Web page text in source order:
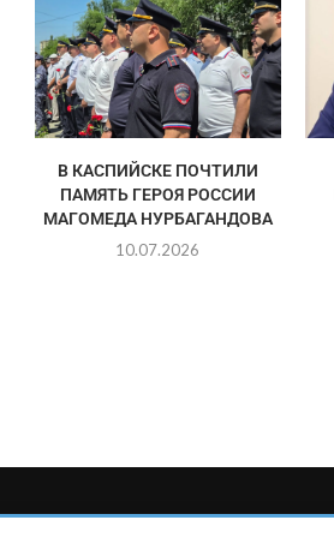
В КАСПИЙСКЕ ПОЧТИЛИ
ПАМЯТЬ ГЕРОЯ РОССИИ
МАГОМЕДА НУРБАГАНДОВА
10.07.2026